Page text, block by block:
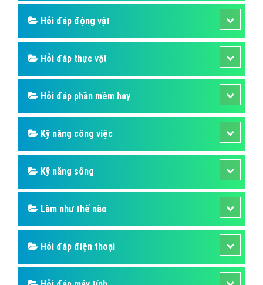
Hỏi đáp động vật
Hỏi đáp thực vật
Hỏi đáp phần mềm hay
Kỹ năng công việc
Kỹ năng sống
Làm như thế nào
Hỏi đáp điện thoại